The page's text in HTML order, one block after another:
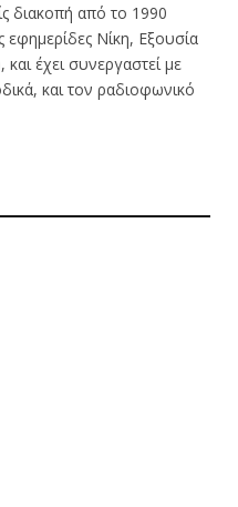
διακοπή από το 1990
εφημερίδες Νίκη, Εξουσία
έχει συνεργαστεί με
και τον ραδιοφωνικό